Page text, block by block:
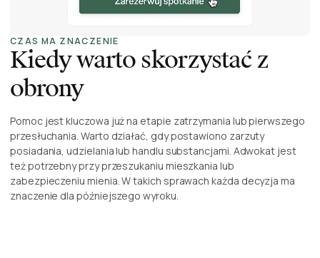
CZAS MA ZNACZENIE
Kiedy warto skorzystać z
obrony
Pomoc jest kluczowa już na etapie zatrzymania lub pierwszego
przesłuchania. Warto działać, gdy postawiono zarzuty
posiadania, udzielania lub handlu substancjami. Adwokat jest
też potrzebny przy przeszukaniu mieszkania lub
zabezpieczeniu mienia. W takich sprawach każda decyzja ma
znaczenie dla późniejszego wyroku.